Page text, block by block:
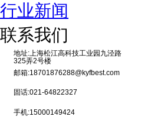
行业新闻
联系我们
地址:上海松江高科技工业园九泾路
325弄2号楼
邮箱:18701876288@kyfbest.com
固话:021-64822327
手机:15000149424